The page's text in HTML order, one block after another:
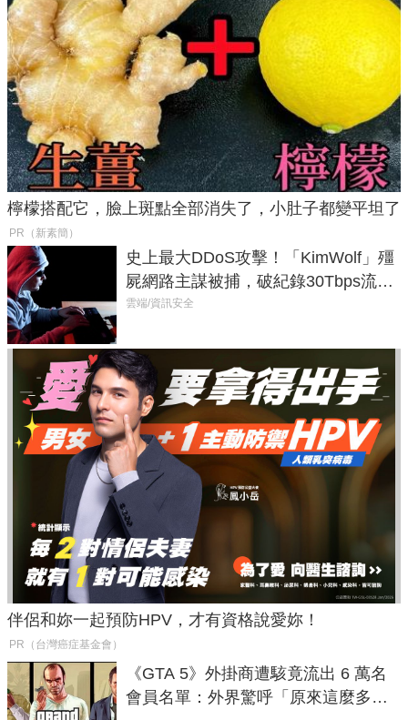
檸檬搭配它，臉上斑點全部消失了，小肚子都變平坦了
PR（新素簡）
史上最大DDoS攻擊！「KimWolf」殭
屍網路主謀被捕，破紀錄30Tbps流量
癱瘓全球！
雲端/資訊安全
伴侶和妳一起預防HPV，才有資格說愛妳！
PR（台灣癌症基金會）
《GTA 5》外掛商遭駭竟流出 6 萬名
會員名單：外界驚呼「原來這麼多人